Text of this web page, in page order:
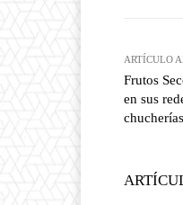
ARTÍCULO
Frutos
en sus